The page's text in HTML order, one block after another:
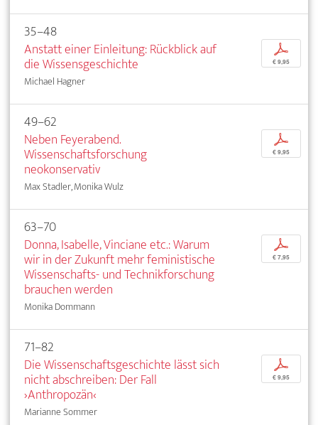
35–48
Anstatt einer Einleitung: Rückblick auf
die Wissensgeschichte
Michael Hagner
p
€ 9,95
49–62
Neben Feyerabend.
Wissenschaftsforschung
neokonservativ
Max Stadler, Monika Wulz
p
€ 9,95
63–70
Donna, Isabelle, Vinciane etc.: Warum
wir in der Zukunft mehr feministische
Wissenschafts- und Technikforschung
brauchen werden
Monika Dommann
p
€ 7,95
71–82
Die Wissenschaftsgeschichte lässt sich
nicht abschreiben: Der Fall
›Anthropozän‹
Marianne Sommer
p
€ 9,95